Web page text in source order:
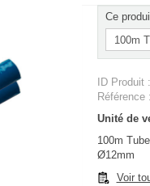
Ce
ID Produit
Unité de
100m
Ø12mm
Voir